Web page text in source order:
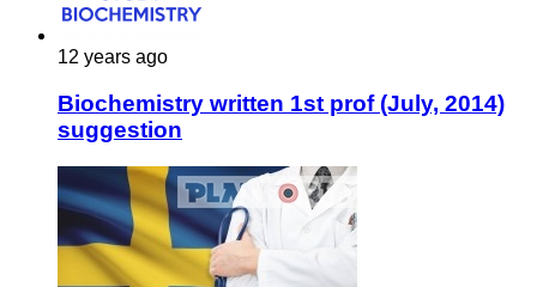
12 years ago
Biochemistry written 1st prof (July, 2014)
suggestion